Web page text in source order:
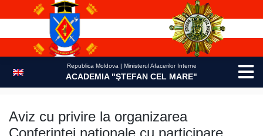
Republica Moldova | Ministerul Afacerilor Interne
ACADEMIA "ŞTEFAN CEL MARE"
Aviz cu privire la organizarea
Conferinţei naţionale cu participare